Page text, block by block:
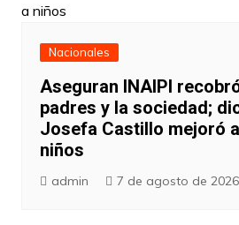
Nacionales
Aseguran INAIPI
padres y la sociedad;
Josefa Castillo mejoró
niños
admin 7 de agosto de 2026